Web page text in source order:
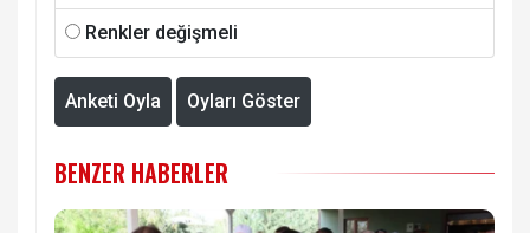
Renkler değişmeli
Anketi Oyla Oyları Göster
BENZER HABERLER